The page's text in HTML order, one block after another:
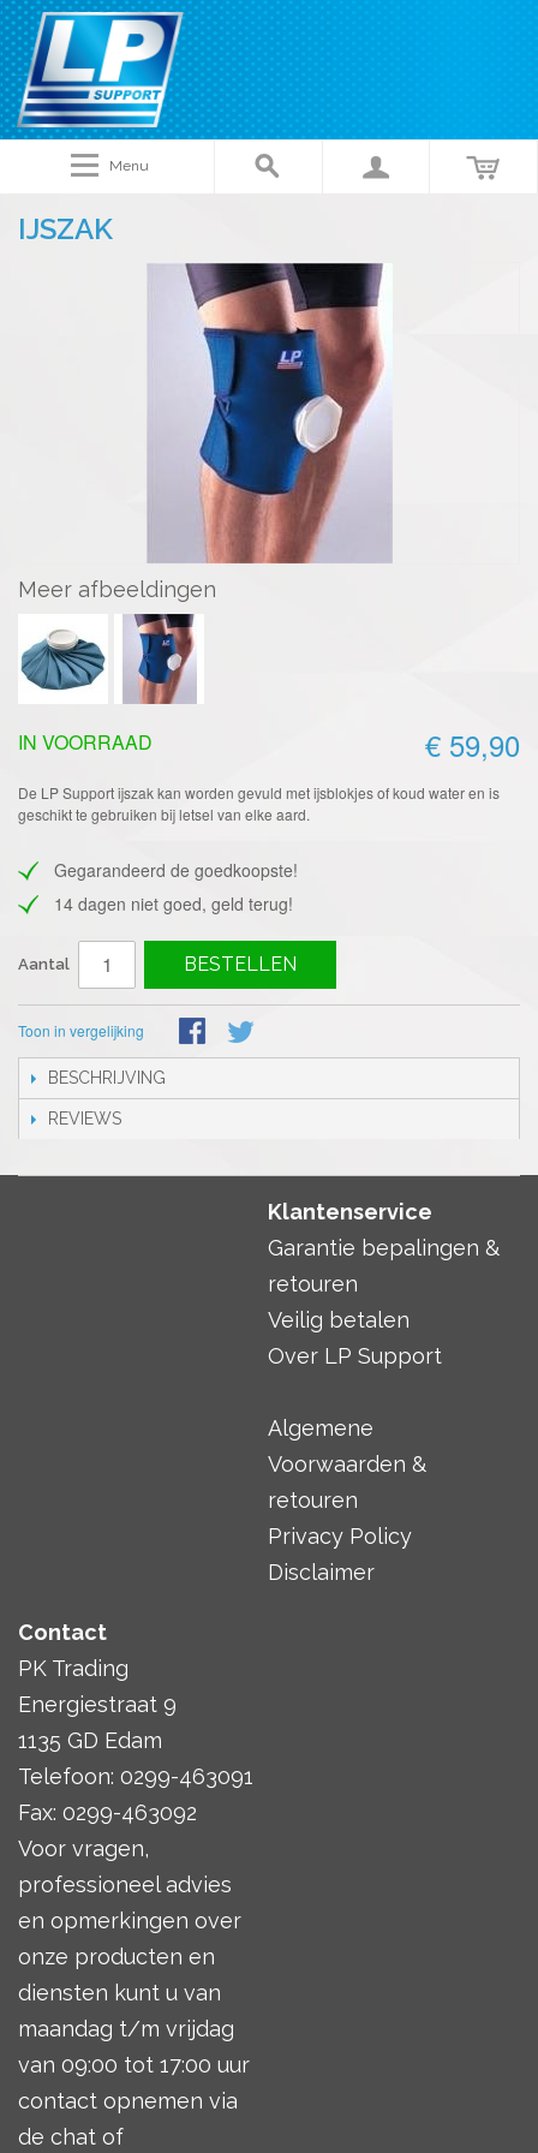
Menu
IJSZAK
Meer afbeeldingen
€ 59,90
IN VOORRAAD
De LP Support ijszak kan worden gevuld met ijsblokjes of koud water en is
geschikt te gebruiken bij letsel van elke aard.
Gegarandeerd de goedkoopste!
14 dagen niet goed, geld terug!
Aantal BESTELLEN
Toon in vergelijking
BESCHRIJVING
REVIEWS
Klantenservice
Garantie bepalingen &
retouren
Veilig betalen
Over LP Support
Algemene
Voorwaarden &
retouren
Privacy Policy
Disclaimer
Contact
PK Trading
Energiestraat 9
1135 GD Edam
Telefoon: 0299-463091
Fax: 0299-463092
Voor vragen,
professioneel advies
en opmerkingen over
onze producten en
diensten kunt u van
maandag t/m vrijdag
van 09:00 tot 17:00 uur
contact opnemen via
de chat of